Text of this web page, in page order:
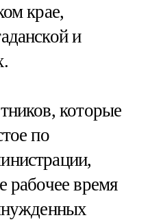
крае,
и
которые
по
рабочее время